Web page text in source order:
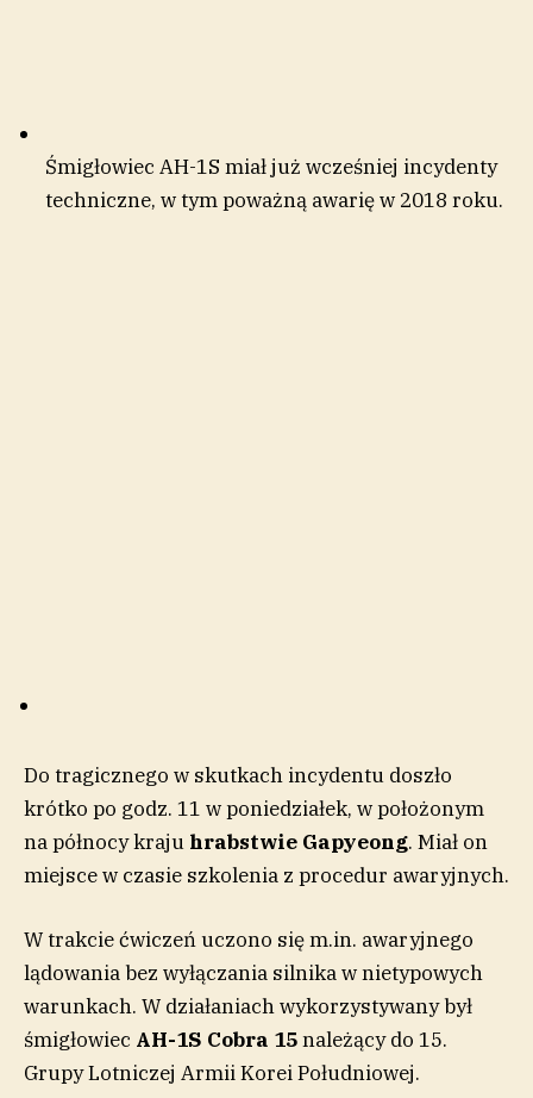
Śmigłowiec AH-1S miał już wcześniej incydenty
techniczne, w tym poważną awarię w 2018 roku.
Do tragicznego w skutkach incydentu doszło
krótko po godz. 11 w poniedziałek, w położonym
na północy kraju hrabstwie Gapyeong. Miał on
miejsce w czasie szkolenia z procedur awaryjnych.
W trakcie ćwiczeń uczono się m.in. awaryjnego
lądowania bez wyłączania silnika w nietypowych
warunkach. W działaniach wykorzystywany był
śmigłowiec AH-1S Cobra 15należący do 15.
Grupy Lotniczej Armii Korei Południowej.